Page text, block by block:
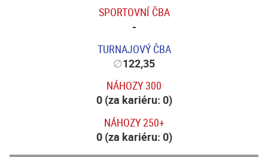
SPORTOVNÍ ČBA
-
TURNAJOVÝ ČBA
∅122,35
NÁHOZY 300
0 (za kariéru: 0)
NÁHOZY 250+
0 (za kariéru: 0)